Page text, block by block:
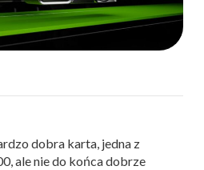
dobra karta, jedna z
ale nie do końca dobrze